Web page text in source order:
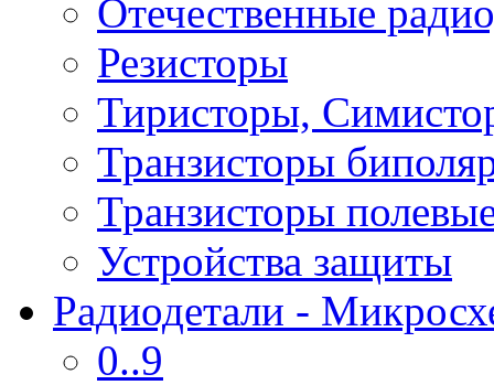
Отечественные
Резисторы
Тиристоры,
Транзисторы
Транзисторы
Устройства защиты
Радиодетали -
0..9